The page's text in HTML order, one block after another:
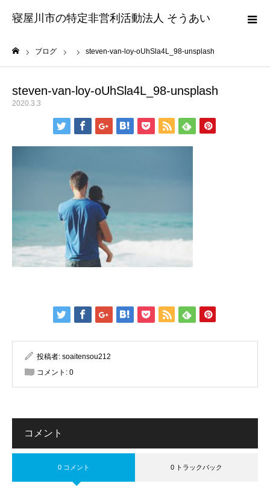
寝屋川市の特定非営利活動法人 そうあい
ブログ steven-van-loy-oUhSla4L_98-unsplash
steven-van-loy-oUhSla4L_98-unsplash
2020.3.3
投稿者: soaitensou212
コメント: 0
コメント
0 コメント 0 トラックバック